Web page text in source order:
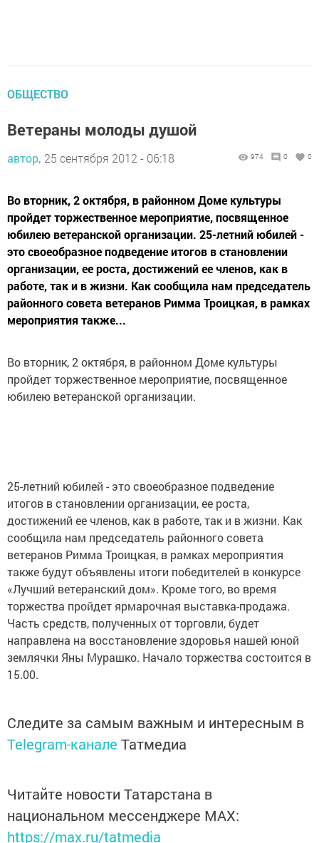
ОБЩЕСТВО
Ветераны молоды душой
автор, 25 сентября 2012 - 06:18 974 0 0
Во вторник, 2 октября, в районном Доме культуры
пройдет торжественное мероприятие, посвященное
юбилею ветеранской организации. 25-летний юбилей -
это своеобразное подведение итогов в становлении
организации, ее роста, достижений ее членов, как в
работе, так и в жизни. Как сообщила нам председатель
районного совета ветеранов Римма Троицкая, в рамках
мероприятия также...
Во вторник, 2 октября, в районном Доме культуры
пройдет торжественное мероприятие, посвященное
юбилею ветеранской организации.
25-летний юбилей - это своеобразное подведение
итогов в становлении организации, ее роста,
достижений ее членов, как в работе, так и в жизни. Как
сообщила нам председатель районного совета
ветеранов Римма Троицкая, в рамках мероприятия
также будут объявлены итоги победителей в конкурсе
«Лучший ветеранский дом». Кроме того, во время
торжества пройдет ярмарочная выставка-продажа.
Часть средств, полученных от торговли, будет
направлена на восстановление здоровья нашей юной
землячки Яны Мурашко. Начало торжества состоится в
15.00.
Следите за самым важным и интересным в
Telegram-канале Татмедиа
Читайте новости Татарстана в
национальном мессенджере MАХ:
https://max.ru/tatmedia